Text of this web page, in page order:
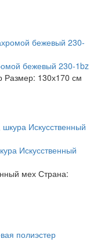
бежевый 230-1bz
Размер: 130х170 см
Искусственный
мех Страна: